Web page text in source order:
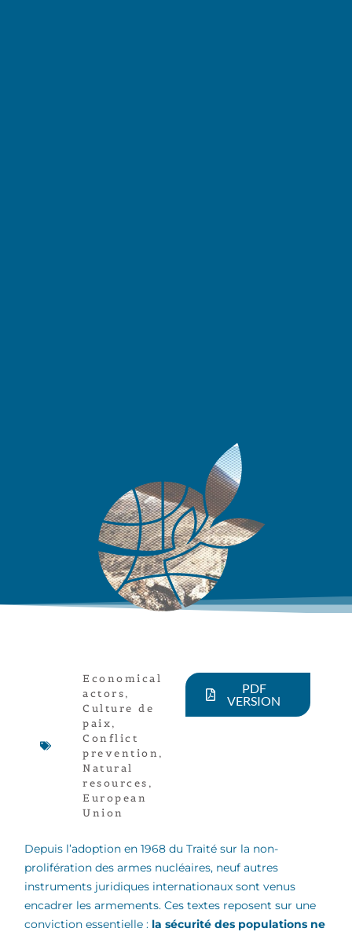
Economical
actors,
Culture de
paix,
Conflict
prevention,
Natural
resources ,
European
Union
PDF
VERSION
Depuis l’adoption en 1968 du Traité sur la non-
prolifération des armes nucléaires, neuf autres
instruments juridiques internationaux sont venus
encadrer les armements. Ces textes reposent sur une
conviction essentielle : la sécurité des populations ne